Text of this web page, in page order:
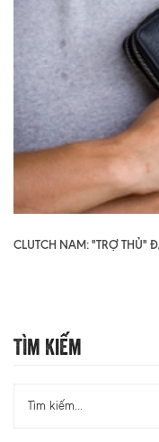
CLUTCH NAM: "TRỢ THỦ"
Tìm Kiếm